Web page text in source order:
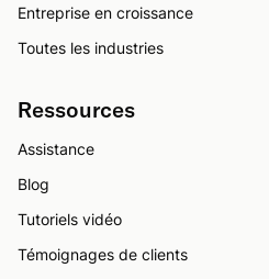
Entreprise en croissance
Toutes les industries
Ressources
Assistance
Blog
Tutoriels vidéo
Témoignages de clients